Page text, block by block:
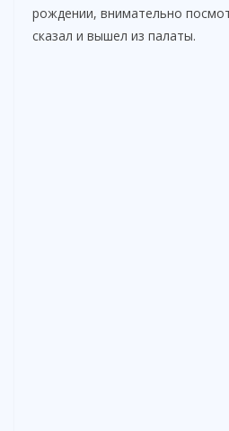
рождении, внимательно
сказал и вышел из палаты.